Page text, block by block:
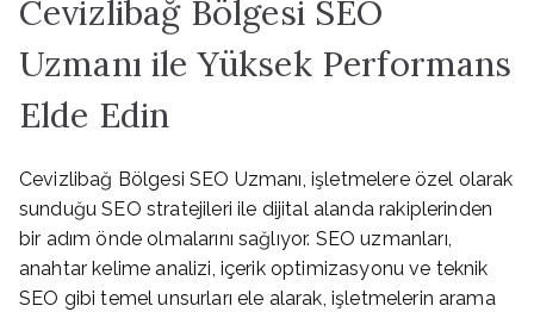
Cevizlibağ Bölgesi SEO
Uzmanı ile Yüksek Performans
Elde Edin
Cevizlibağ Bölgesi SEO Uzmanı, işletmelere özel olarak
sunduğu SEO stratejileri ile dijital alanda rakiplerinden
bir adım önde olmalarını sağlıyor. SEO uzmanları,
anahtar kelime analizi, içerik optimizasyonu ve teknik
SEO gibi temel unsurları ele alarak, işletmelerin arama